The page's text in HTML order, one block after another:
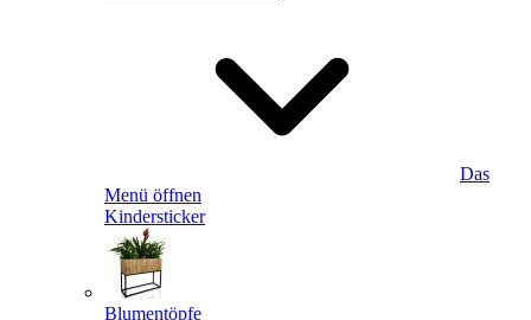
Das
Menü öffnen
Kindersticker
Blumentöpfe